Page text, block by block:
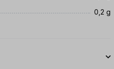
0,2 g